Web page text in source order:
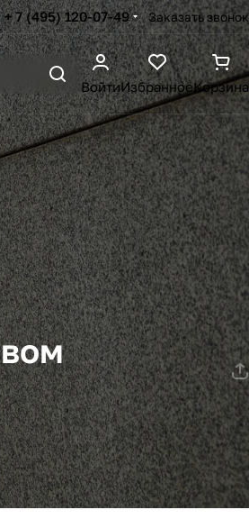
+ 7 (495) 120-07-49 Заказать звонок
ВойтиИзбранноеКорзина